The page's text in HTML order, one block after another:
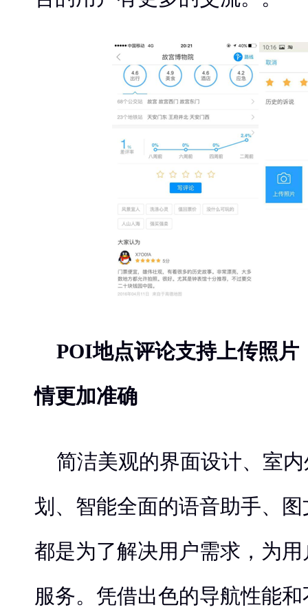
POI地点评论支持上传照片
情更加准确
简洁美观的界面设计、室
划、智能全面的语音助手、
都是为了解决用户需求，为
服务。凭借出色的导航性能